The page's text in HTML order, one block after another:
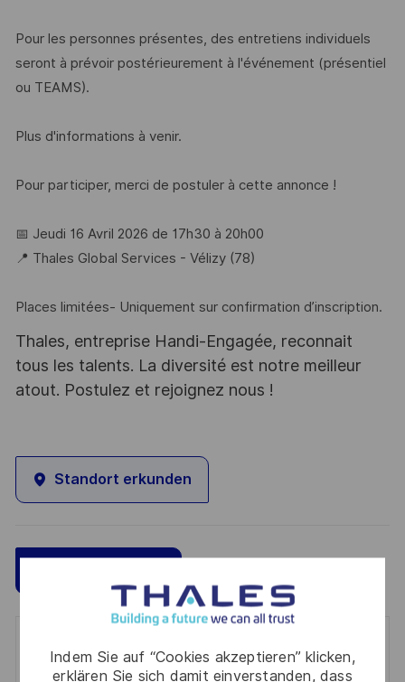
Indem Sie auf “Cookies akzeptieren” klicken,
erklären Sie sich damit einverstanden, dass
Pour les personnes présentes, des entretiens individuels
seront à prévoir postérieurement à l'événement (présentiel
ou TEAMS).
Plus d'informations à venir.
Pour participer, merci de postuler à cette annonce !
📅 Jeudi 16 Avril 2026 de 17h30 à 20h00
📍 Thales Global Services - Vélizy (78)
Places limitées- Uniquement sur confirmation d’inscription.
Thales, entreprise Handi-Engagée, reconnait
tous les talents. La diversité est notre meilleur
atout. Postulez et rejoignez nous !
Standort erkunden
Get notified for similar jobs